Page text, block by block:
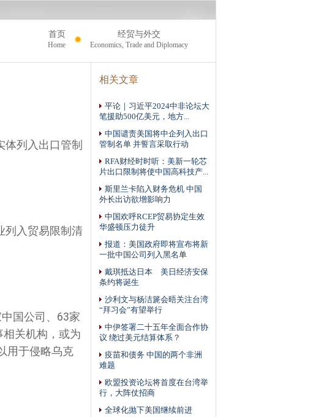
首页
Home
经贸与外交
Economics, Trade and Diplomacy
列入出口管制
列入贸易限制清
国公司、63家
关机构，或为
用于侵略乌克
相关文章
平论｜习近平2024中非论坛大
笔援助500亿美元，地方...
中国谴责美国将中企列入出口
管制名单 并誓言采取行动
RFA财经时时听：美新一轮芯
片出口限制将使中国高科技产...
斯里兰卡陷入财务危机 中国
外长出访欲增影响力
中国欢呼RCEP贸易协定生效
华盛顿压力徒升
报道：美国政府即将宣布将新
一批中国公司列入黑名单
戴琪抵达日本 美日经济安保
条约将诞生
沙利文与杨洁篪会晤关注台湾
“拜习会”有望举行
中伊签署二十五年全面合作协
议 绕过美元结算体系？
疫苗和债务 中国的两个非洲
难题
欧盟投资论坛将首度在台湾举
行，大阵仗招商
全球化抛下美国继续前进